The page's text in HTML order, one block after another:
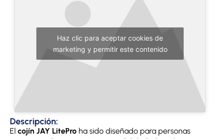
Haz clic para aceptar cookies de
marketing y permitir este contenido
Descripción:
El cojín JAY LitePro ha sido diseñado para personas